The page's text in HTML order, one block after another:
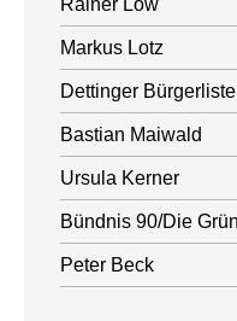
Rainer Löw
Markus Lotz
Dettinger
Bastian Maiwald
Ursula Kerner
Bündnis 90/Die
Peter Beck